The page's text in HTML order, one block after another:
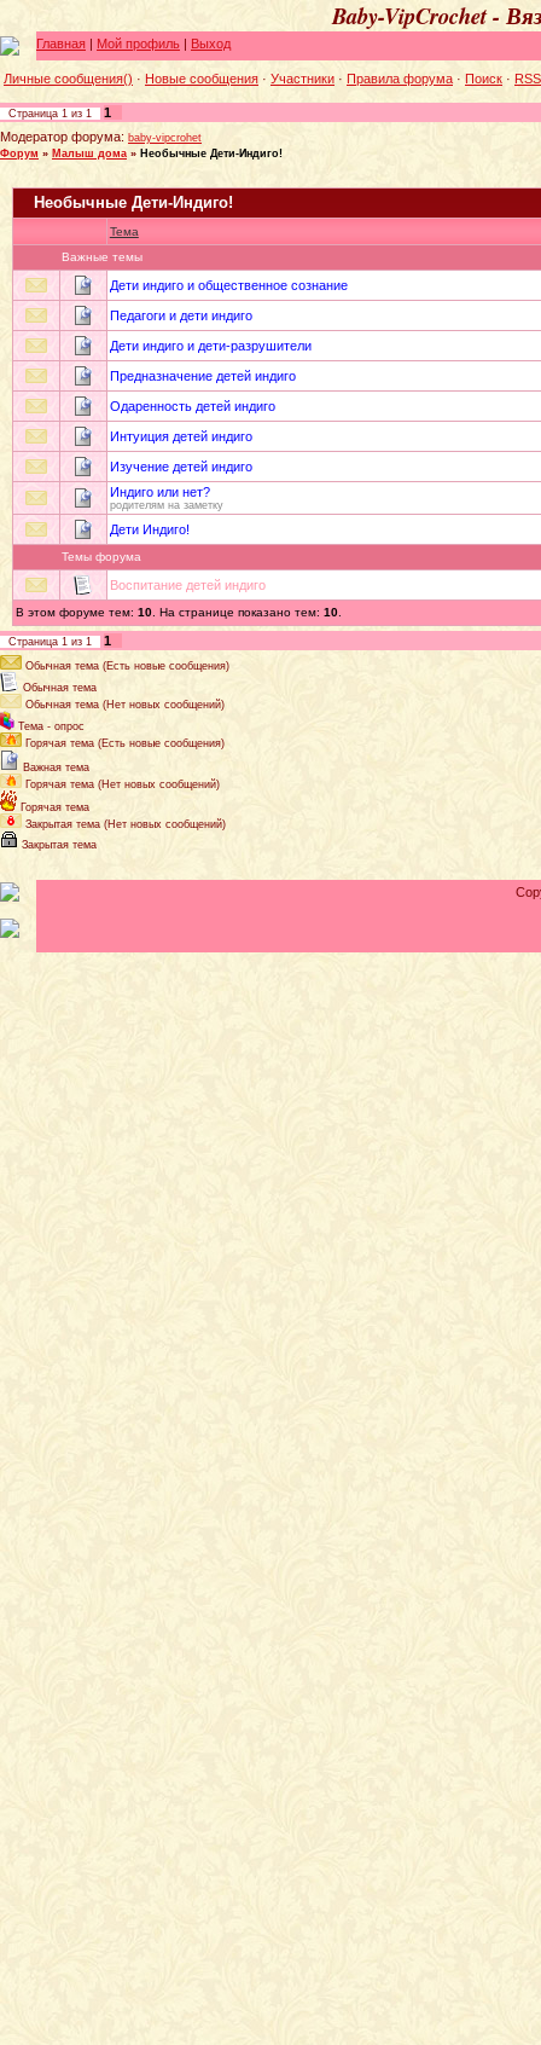
Baby-VipCrochet -
Главная | Мой профиль | Выход
Личные сообщения() · Новые сообщения · Участники · Правила форума · Поиск · RSS
Страница 1 из 1
1
Модератор форума: baby-vipcrohet
Форум » Малыш дома » Необычные Дети-Индиго!
Необычные Дети-Индиго!
Тема
Важные темы
Дети индиго и общественное сознание
Педагоги и дети индиго
Дети индиго и дети-разрушители
Предназначение детей индиго
Одаренность детей индиго
Интуиция детей индиго
Изучение детей индиго
Индиго или нет?
родителям на заметку
Дети Индиго!
Темы форума
Воспитание детей индиго
В этом форуме тем: 10. На странице показано тем: 10.
Страница 1 из 1 1
Обычная тема (Есть новые сообщения)
Обычная тема
Обычная тема (Нет новых сообщений)
Тема - опрос
Горячая тема (Есть новые сообщения)
Важная тема
Горячая тема (Нет новых сообщений)
Горячая тема
Закрытая тема (Нет новых сообщений)
Закрытая тема